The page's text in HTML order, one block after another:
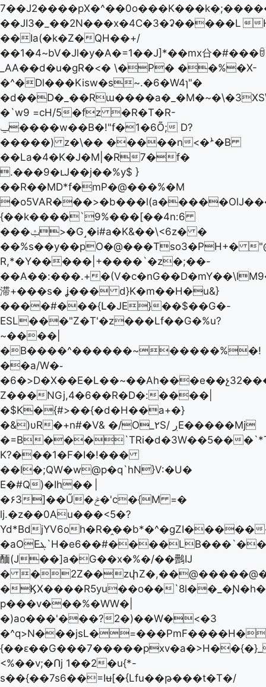
7��J2����p
��JI3�_��2N���x�4C�3�ʡ�����L
��Ia(�k�Z�QH��+/
��1�4~bV�Jl�y�A�=1��J]*��mx㕣�#���ꌇ
_AA��d�u�gR�<� \�P� ��%�X-
�^�Dl���Kisw�s~.�6�W4ɿ"�
�`w9 =cH/5�fz �R�T�R-
ݐ����w��B�!"f�1�6Õ; D?
�����) z�\�� �����n<�ܑ�B
��La�4�K�J�M|�R7�f�
.���9�ւJ��j��%y$ }
��R��MD*f�mP�@���%�M
{��k����`9%���[��4n:6
���ݑ>�G˼�i#a�K&��\<6z� �
��%s��y��pO�@���Tso3�PΗ+�
R,*�Y�����|+����`�z�;��-
��A��:���.+
滞+���s� ʝ��� d}K�m��H�u&}
����#���{Լ�JE}��$��G�-
ESL���"Z�T'�z���Lf��G�%u?
~����|
�B����^������~�����%�!
��a/W�֊
Z���NGj,4�6��R�D�:����|
�$K�{#>��{�d�H��a+�}
�&)υR�+n#�V& �/O_۲S/ ڔE�����Mj
�=B���`TRi�d�3W��5��
K?���1�F�I�!���
��l�;QW�w@p�q`hN}V:�U�
E�#Q)�Ih��
�۶3]��Ű�ݲ�'c�{M =�
ǉ.�z��0Au���<5�?
Yd*BdjYV6o
�aOEܔ`H�e6��#����LB���`��;�:�Ѥ�c�9��Rk��<��{��̿�?
䤄(J��]a�G��x�%�/��䴑IJ
�
�ϏX����R5yu��o��
p���v���%�WW�|
�)ao���'���?2�)��W�<�3
<%��v;�Ոj 1��2�u{*-
s��{��7s6��=Iʉ[�{Lfu��թ���t�T�/